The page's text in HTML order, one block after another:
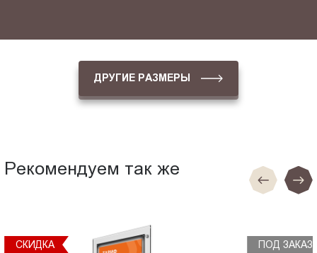
ДРУГИЕ РАЗМЕРЫ
Рекомендуем так же
СКИДКА ПОД ЗАКАЗ